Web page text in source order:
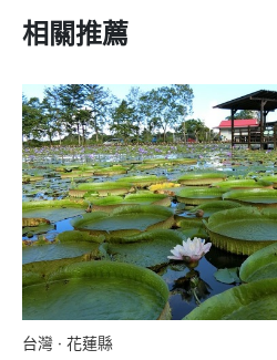
相關推薦
台灣 · 花蓮縣